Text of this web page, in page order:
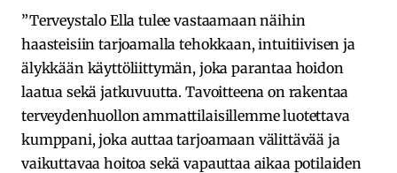
”Terveystalo Ella tulee vastaamaan näihin
haasteisiin tarjoamalla tehokkaan, intuitiivisen ja
älykkään käyttöliittymän, joka parantaa hoidon
laatua sekä jatkuvuutta. Tavoitteena on rakentaa
terveydenhuollon ammattilaisillemme luotettava
kumppani, joka auttaa tarjoamaan välittävää ja
vaikuttavaa hoitoa sekä vapauttaa aikaa potilaiden